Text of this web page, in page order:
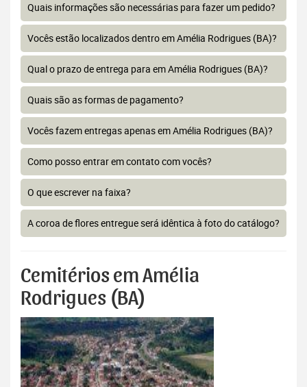
Quais informações são necessárias para fazer um pedido?
Vocês estão localizados dentro em Amélia Rodrigues (BA)?
Qual o prazo de entrega para em Amélia Rodrigues (BA)?
Quais são as formas de pagamento?
Vocês fazem entregas apenas em Amélia Rodrigues (BA)?
Como posso entrar em contato com vocês?
O que escrever na faixa?
A coroa de flores entregue será idêntica à foto do catálogo?
Cemitérios em Amélia
Rodrigues (BA)